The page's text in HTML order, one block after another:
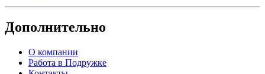
Дополнительно
О компании
Работа в Подружке